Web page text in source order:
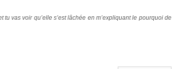
tu vas voir qu’elle s’est lâchée en m’expliquant le pourquoi de